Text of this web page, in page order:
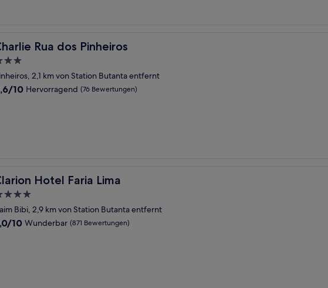
Rua dos Pinheiros
Rua dos Pinheiros
2,1 km von Station Butanta entfernt
10 Hervorragend (76 Bewertungen)
Hotel Faria Lima
Hotel Faria Lima
Bibi, 2,9 km von Station Butanta entfernt
10 Wunderbar (871 Bewertungen)